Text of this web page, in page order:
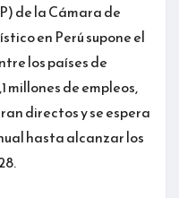
de la Cámara de
en Perú supone el
los países de
millones de empleos,
directos y se espera
hasta alcanzar los